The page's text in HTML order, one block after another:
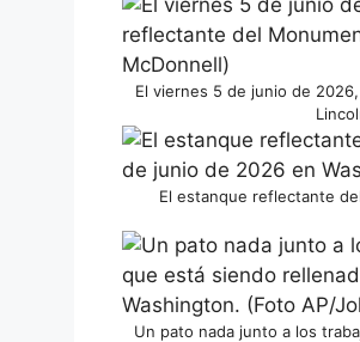
El viernes 5 de junio de
El estanque reflectante
Un pato nada junto a los